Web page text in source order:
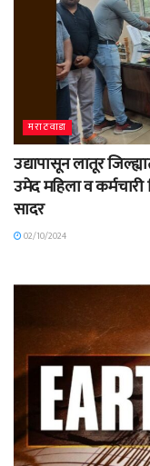
मराठवाडा
उद्यापासून लातूर
उमेद महिला व
सादर
02/10/2024